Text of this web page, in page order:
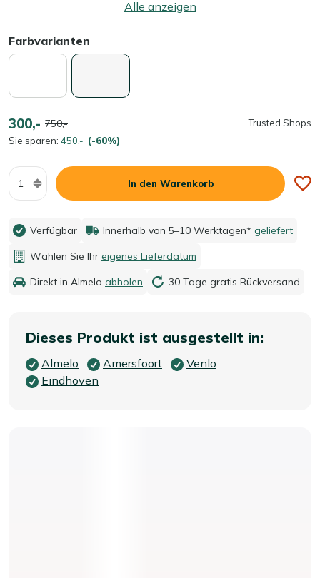
Alle anzeigen
Farbvarianten
300,- 750,-
Sie sparen: 450,- (-60%)
Trusted Shops
Menge
In den Warenkorb
Verfügbar Innerhalb von 5–10 Werktagen* geliefert
Wählen Sie Ihr eigenes Lieferdatum
Direkt in Almelo abholen 30 Tage gratis Rückversand
Dieses Produkt ist ausgestellt in:
Almelo Amersfoort
Venlo
Eindhoven